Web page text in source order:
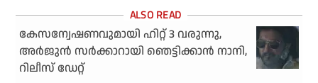
കേസന്വേഷണവുമായി ഹിറ്റ് 3 വരുന്നു,
അർജുൻ സർക്കാറായി ഞെട്ടിക്കാൻ നാനി,
റിലീസ് ഡേറ്റ്